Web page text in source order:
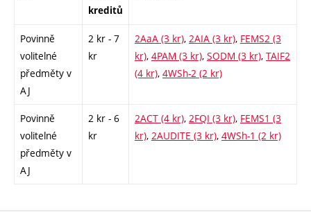
kreditů
Povinně
volitelné
předměty v
AJ
2 kr - 7
kr
2AaA (3 kr), 2AIA (3 kr), FEMS2 (3
kr), 4PAM (3 kr), SODM (3 kr), TAIF2
(4 kr), 4WSh-2 (2 kr)
Povinně
volitelné
předměty v
AJ
2 kr - 6
kr
2ACT (4 kr), 2FQI (3 kr), FEMS1 (3
kr), 2AUDITE (3 kr), 4WSh-1 (2 kr)